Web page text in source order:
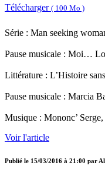
Télécharger ( 100 Mo )
Série : Man seeking
Pause musicale : Moi…
Littérature : L’Histoire
Pause musicale : Marcia
Musique : Mononc’
Voir l'article
Publié le 15/03/2016 à 21:00 par